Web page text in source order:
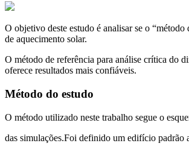
O objetivo deste estudo é analisar se o
de aquecimento solar.
O método de referência para análise crítica do
oferece resultados mais confiáveis.
Método do estudo
O método utilizado neste trabalho segue o
das simulações.Foi definido um edifício padrão